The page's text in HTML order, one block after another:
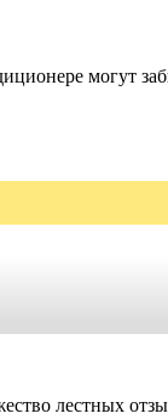
могут
лестных